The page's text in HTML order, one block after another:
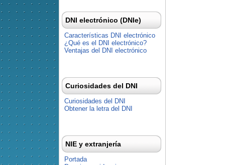
DNI electrónico (DNIe)
Características DNI electrónico
¿Qué es el DNI electrónico?
Ventajas del DNI electrónico
Curiosidades del DNI
Curiosidades del DNI
Obtener la letra del DNI
NIE y extranjería
Portada